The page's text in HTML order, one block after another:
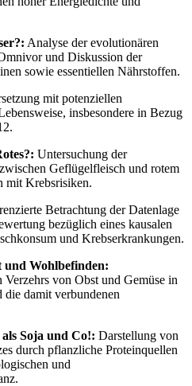
Analyse der evolutionären
und Diskussion der
sowie essentiellen Nährstoffen.
mit potenziellen
insbesondere in Bezug
Untersuchung der
Geflügelfleisch und rotem
mit Krebsrisiken.
Betrachtung der Datenlage
bezüglich eines kausalen
und Krebserkrankungen.
und Wohlbefinden:
von Obst und Gemüse in
damit verbundenen
Soja und Co!: Darstellung von
durch pflanzliche Proteinquellen
und